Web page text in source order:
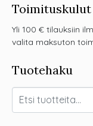
Toimituskulut
Yli 100 € tilauksiin
valita maksuton
Tuotehaku